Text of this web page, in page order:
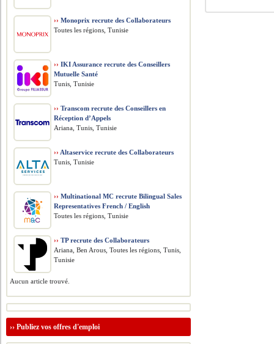
›› Monoprix recrute des Collaborateurs
Toutes les régions, Tunisie
›› IKI Assurance recrute des Conseillers
Mutuelle Santé
Tunis, Tunisie
›› Transcom recrute des Conseillers en
Réception d’Appels
Ariana, Tunis, Tunisie
›› Altaservice recrute des Collaborateurs
Tunis, Tunisie
›› Multinational MC recrute Bilingual Sales
Representatives French / English
Toutes les régions, Tunisie
›› TP recrute des Collaborateurs
Ariana, Ben Arous, Toutes les régions, Tunis,
Tunisie
Aucun article trouvé.
››Publiez vos offres d'emploi